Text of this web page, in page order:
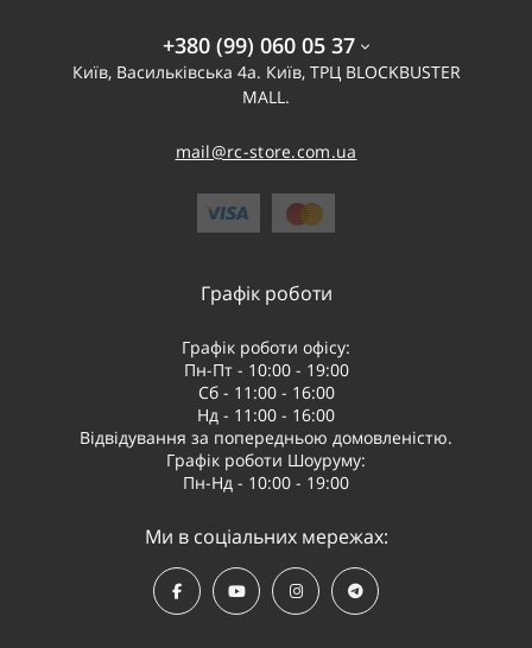
+380 (99) 060 05 37
Київ, Васильківська 4а. Київ, ТРЦ BLOCKBUSTER
MALL.
mail@rc-store.com.ua
Графік роботи
Графік роботи офісу:
Пн-Пт - 10:00 - 19:00
Сб - 11:00 - 16:00
Нд - 11:00 - 16:00
Відвідування за попередньою домовленістю.
Графік роботи Шоуруму:
Пн-Нд - 10:00 - 19:00
Ми в соціальних мережах: